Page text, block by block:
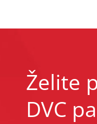
Želite
DVC